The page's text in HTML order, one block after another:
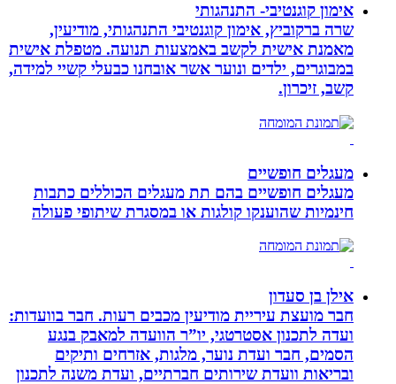
אימון קוגנטיבי- התנהגותי
שרה ברקוביץ, אימון קוגנטיבי התנהגותי, מודיעין,
מאמנת אישית לקשב באמצעות תנועה. מטפלת אישית
במבוגרים, ילדים ונוער אשר אובחנו כבעלי קשיי למידה,
קשב, זיכרון.
מעגלים חופשיים
מעגלים חופשיים בהם תת מעגלים הכוללים כתבות
חינמיות שהוענקו קולגות או במסגרת שיתופי פעולה
אילן בן סעדון
חבר מועצת עיריית מודיעין מכבים רעות. חבר בוועדות:
ועדה לתכנון אסטרטגי, יו”ר הוועדה למאבק בנגע
הסמים, חבר ועדת נוער, מלגות, אזרחים ותיקים
ובריאות וועדת שירותים חברתיים, ועדת משנה לתכנון